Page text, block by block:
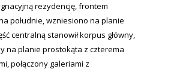
rezydencję, frontem
południe, wzniesiono na planie
centralną stanowił korpus główny,
na planie prostokąta z czterema
połączony galeriami z